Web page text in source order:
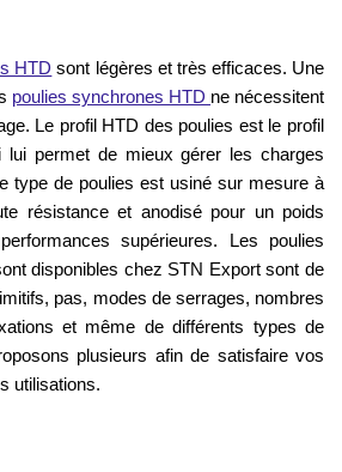
HTD sont légères et très efficaces. Une
poulies synchrones HTD ne nécessitent
Le profil HTD des poulies est le profil
lui permet de mieux gérer les charges
type de poulies est usiné sur mesure à
résistance et anodisé pour un poids
supérieures. Les poulies
disponibles chez STN Export sont de
pas, modes de serrages, nombres
et même de différents types de
plusieurs afin de satisfaire vos
utilisations.